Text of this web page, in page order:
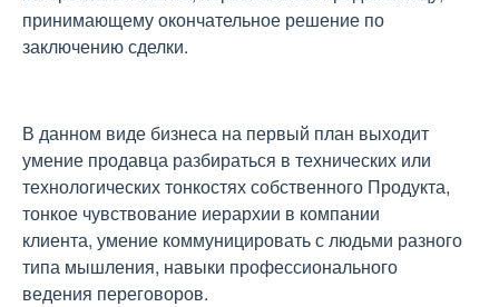
принимающему окончательное решение по
заключению сделки.
В данном виде бизнеса на первый план выходит
умение продавца разбираться в технических или
технологических тонкостях собственного Продукта,
тонкое чувствование иерархии в компании
клиента, умение коммуницировать с людьми разного
типа мышления, навыки профессионального
ведения переговоров.